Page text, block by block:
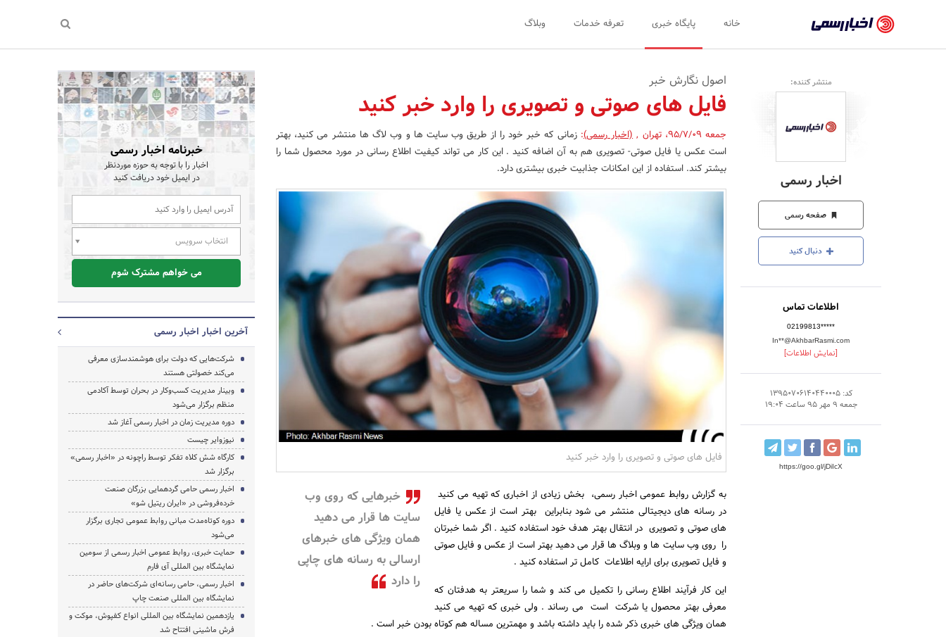
رسمی
-
اخبار
تایید
شرکت‌ها،
سازمان‌ها
و
روابط
عمومی‌ها
خانه پایگاه خبری تعرفه خدمات وبلاگ
منتشر کننده:
اخبار رسمی
صفحه رسمی
دنبال کنید
اطلاعات تماس
02199813*****
In**@AkhbarRasmi.com
[نمایش اطلاعات]
کد: 13950706140440005
جمعه 9 مهر 95 ساعت 19:04
https://goo.gl/jDiIcX
اصول نگارش خبر
فایل های صوتی و تصویری را وارد خبر کنید
جمعه 95/7/09 ،تهران ,(اخبار رسمی):زمانی که خبر خود را از طریق وب سایت ها و وب لاگ ها منتشر می کنید، بهتر
است عکس یا فایل صوتی- تصویری هم به آن اضافه کنید . این کار می تواند کیفیت اطلاع رسانی در مورد محصول شما را
بیشتر کند. استفاده از این امکانات جذابیت خبری بیشتری دارد.
فایل های صوتی و تصویری را وارد خبر کنید
خبرهایی که روی وب
سایت ها قرار می دهید
همان ویژگی های خبرهای
ارسالی به رسانه های چاپی
را دارد
به گزارش روابط عمومی اخبار رسمی، بخش زیادی از اخباری که تهیه می کنید
در رسانه های دیجیتالی منتشر می شود بنابراین بهتر است از عکس یا فایل
های صوتی و تصویری در انتقال بهتر هدف خود استفاده کنید . اگر شما خبرتان
را روی وب سایت ها و وبلاگ ها قرار می دهید بهتر است از عکس و فایل صوتی
و فایل تصویری برای ارایه اطلاعات کامل تر استفاده کنید .
این کار فرآیند اطلاع رسانی را تکمیل می کند و شما را سریعتر به هدفتان که
معرفی بهتر محصول یا شرکت است می رساند . ولی خبری که تهیه می کنید
همان ویژگی های خبری ذکر شده را باید داشته باشد و مهمترین مساله هم کوتاه بودن خبر است .
خبرنامه اخبار رسمی
اخبار را با توجه به حوزه موردنظر
در ایمیل خود دریافت کنید
انتخاب سرویس
می خواهم مشترک شوم
آخرین اخبار اخبار رسمی
شرکت‌هایی که دولت برای هوشمندسازی معرفی
می‌کند خصولتی هستند
وبینار مدیریت کسب‌وکار در بحران توسط آکادمی
منظم برگزار می‌شود
دوره مدیریت زمان در اخبار رسمی آغاز شد
نیوزوایر چیست
کارگاه شش کلاه تفکر توسط راچونه در «اخبار رسمی»
برگزار شد
اخبار رسمی حامی گردهمایی بزرگان صنعت
خرده‌فروشی در «ایران ریتیل شو»
دوره‌ کوتاه‌مدت مبانی روابط عمومی تجاری برگزار
می‌شود
حمایت خبری، روابط عمومی اخبار رسمی از سومین
نمایشگاه بین المللی آی فارم
اخبار رسمی، حامی رسانه‌ای شرکت‌های حاضر در
نمایشگاه بین المللی صنعت چاپ
یازدهمین نمایشگاه بین المللی انواع کفپوش، موکت و
فرش ماشینی افتتاح شد